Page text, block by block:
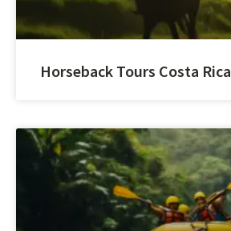
Horseback Tours Costa Rica